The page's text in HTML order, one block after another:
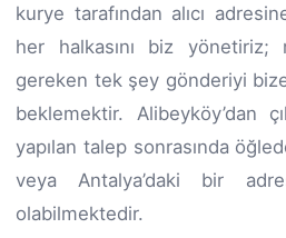
kurye tarafından alıcı
her halkasını biz yönetiriz;
gereken tek şey gönderiyi
beklemektir. Alibeyköy’dan
yapılan talep sonrasında
veya Antalya’daki bir
olabilmektedir.